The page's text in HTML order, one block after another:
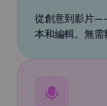
從創意到影片
本和編輯。無需